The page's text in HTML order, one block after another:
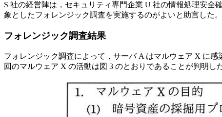
S 社の経営陣は，セキュリティ専門企業 U 社の情報処理安
象としたフォレンジック調査を実施するのがよいと助言した。
フォレンジック調査結果
フォレンジック調査によって，サーバ A はマルウェア X に
回のマルウェア X の活動は図 3 のとおりであることが判明した